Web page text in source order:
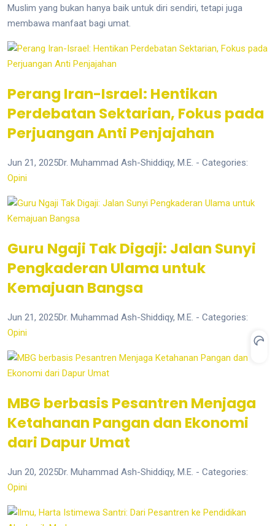
Muslim yang bukan hanya baik untuk diri sendiri, tetapi juga
membawa manfaat bagi umat.
Perang Iran-Israel: Hentikan
Perdebatan Sektarian, Fokus pada
Perjuangan Anti Penjajahan
Jun 21, 2025Dr. Muhammad Ash-Shiddiqy, M.E. - Categories:
Opini
Guru Ngaji Tak Digaji: Jalan Sunyi
Pengkaderan Ulama untuk
Kemajuan Bangsa
Jun 21, 2025Dr. Muhammad Ash-Shiddiqy, M.E. - Categories:
Opini
MBG berbasis Pesantren Menjaga
Ketahanan Pangan dan Ekonomi
dari Dapur Umat
Jun 20, 2025Dr. Muhammad Ash-Shiddiqy, M.E. - Categories:
Opini